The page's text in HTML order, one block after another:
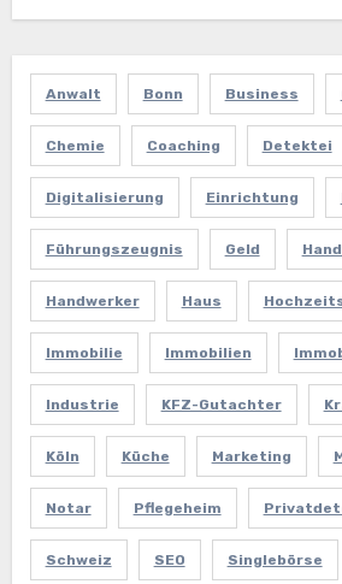
Anwalt Bonn Business
Chemie Coaching Detektei
Digitalisierung Einrichtung
Führungszeugnis Geld
Handwerker Haus
Immobilie Immobilien
Industrie KFZ-Gutachter
Köln Küche Marketing
Notar Pflegeheim
Schweiz SEO Singlebörse